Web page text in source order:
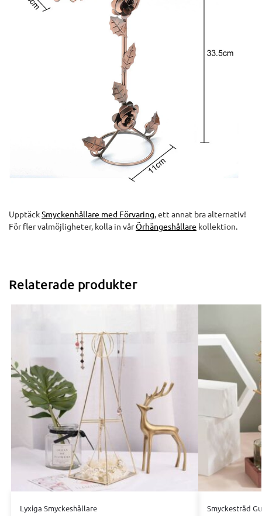
UpptäckSmyckenhållare med Förvaring, ett annat bra alternativ!
För fler valmöjligheter, kolla in vårÖrhängeshållare kollektion.
Relaterade produkter
Lyxiga Smyckeshållare Smyckesträd